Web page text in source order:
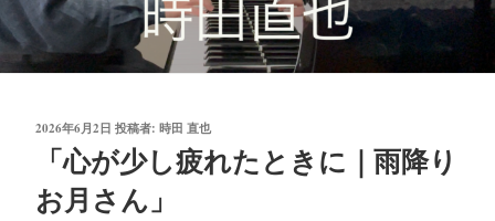
投
2026年6月2日 投稿者: 時田 直也
「心が少し疲れたときに｜雨降り
お月さん」